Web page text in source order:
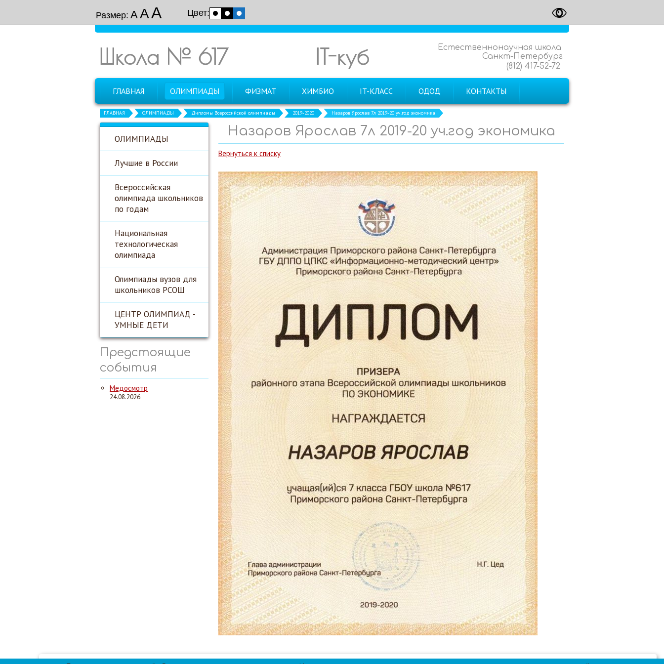
Размер: ААА Цвет:
Школа № 617
Естественнонаучная школа
Санкт-Петербург
(812) 417-52-72
IT-куб
ГЛАВНАЯ ОЛИМПИАДЫ ФИЗМАТ ХИМБИО IT-КЛАСС ОДОД КОНТАКТЫ
ГЛАВНАЯ ОЛИМПИАДЫ Дипломы Всероссийской олимпиады 2019-2020 Назаров Ярослав 7л 2019-20 уч.год экономика
ОЛИМПИАДЫ
Лучшие в России
Всероссийская
олимпиада школьников
по годам
Национальная
технологическая
олимпиада
Олимпиады вузов для
школьников РСОШ
ЦЕНТР ОЛИМПИАД -
УМНЫЕ ДЕТИ
Предстоящие
события
Медосмотр
24.08.2026
Назаров Ярослав 7л 2019-20 уч.год экономика
Вернуться к списку